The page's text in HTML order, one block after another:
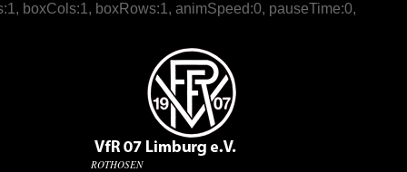
boxCols:1, boxRows:1, animSpeed:0, pauseTime:0,
ROTHOSEN